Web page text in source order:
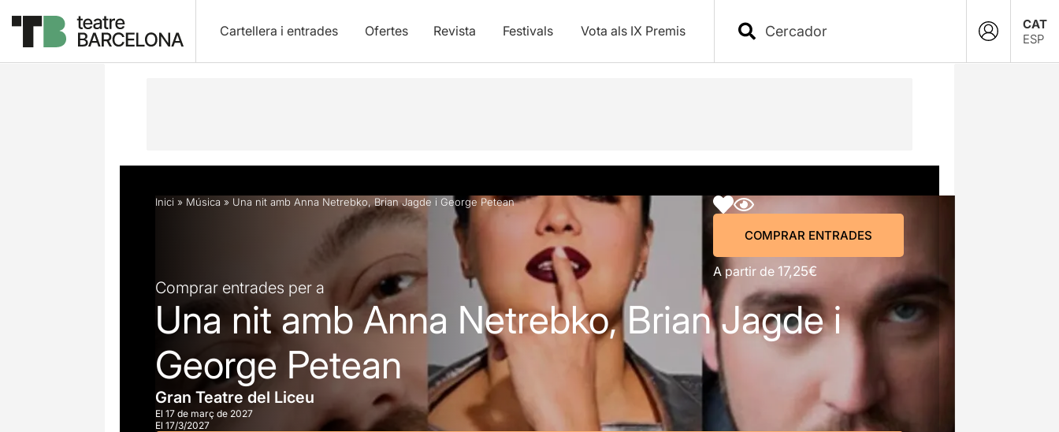
Cartellera i entrades Ofertes Revista Festivals Vota als IX Premis
CAT
ESP
Descripció Horaris Fitxa artística Info pràctica COMPRAR ENTRADES
Inici » Música » Una nit amb Anna Netrebko, Brian Jagde i George Petean
A partir de 17,25€
COMPRAR ENTRADES
Comprar entrades per a
Una nit amb Anna Netrebko, Brian Jagde i
George Petean
Gran Teatre del Liceu
El 17 de març de 2027
El 17/3/2027